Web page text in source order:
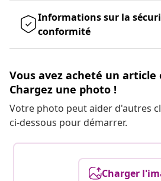
Informations sur la
conformité
Vous avez acheté un article
Chargez une photo !
Votre photo peut aider d'autres
ci-dessous pour démarrer.
Charger